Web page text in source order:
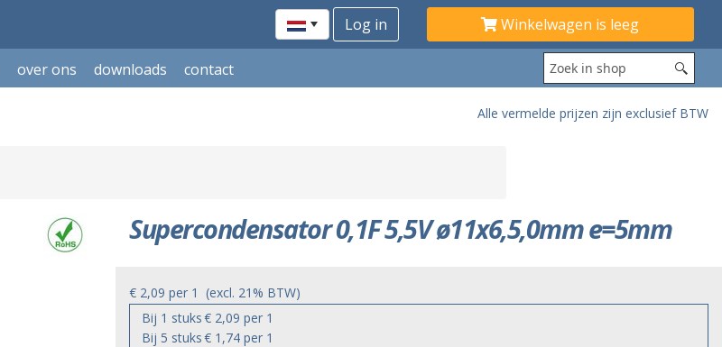
Winkelwagen is leeg
over ons downloads contact
Alle vermelde prijzen zijn exclusief BTW
Supercondensator 0,1F 5,5V ø11x6,5,0mm e=5mm
€ 2,09 per 1 (excl. 21% BTW)
Bij 1 stuks€ 2,09 per 1
Bij 5 stuks€ 1,74 per 1